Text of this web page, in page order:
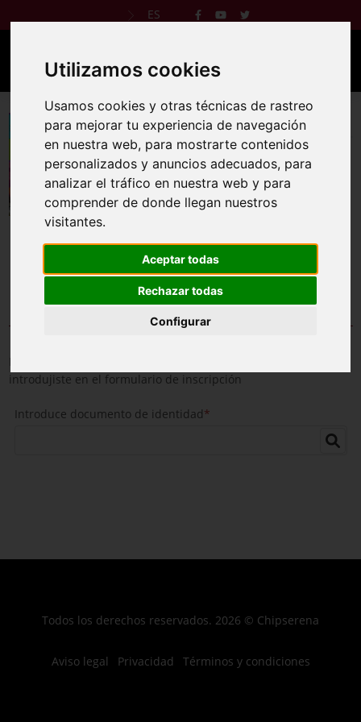
Utilizamos cookies
Usamos cookies y otras técnicas de rastreo
para mejorar tu experiencia de navegación
en nuestra web, para mostrarte contenidos
personalizados y anuncios adecuados, para
analizar el tráfico en nuestra web y para
comprender de donde llegan nuestros
visitantes.
Aceptar todas
Rechazar todas
Configurar
ES
VI Carrera Popular Los 10K de las 7 Torres
2 nov 2025
Reglamento Web oficial
CANCELADO.
Comprobar inscripción
introdujiste en el formulario de inscripción
Introduce documento de identidad*
Todos los derechos reservados. 2026 © Chipserena
Aviso legal Privacidad Términos y condiciones